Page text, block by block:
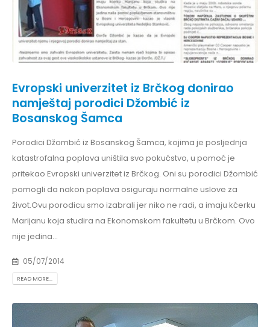
Evropski univerzitet iz Brčkog donirao
namještaj porodici Džombić iz
Bosanskog Šamca
Porodici Džombić iz Bosanskog Šamca, kojima je posljednja
katastrofalna poplava uništila svo pokućstvo, u pomoć je
pritekao Evropski univerzitet iz Brčkog. Oni su porodici Džombić
pomogli da nakon poplava osiguraju normalne uslove za
život.Ovu porodicu smo izabrali jer niko ne radi, a imaju kćerku
Marijanu koja studira na Ekonomskom fakultetu u Brčkom. Ovo
nije jedina...
05/07/2014
READ MORE...